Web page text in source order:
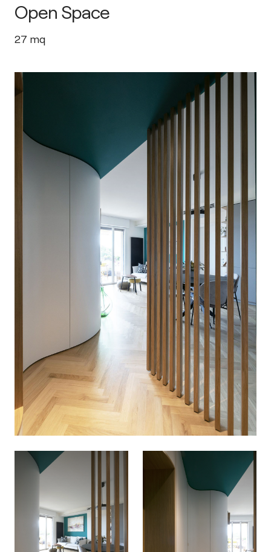
Open Space
27 mq